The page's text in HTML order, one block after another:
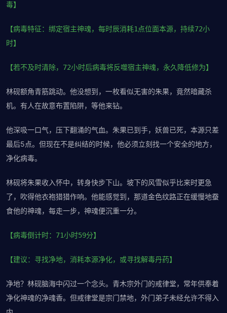
毒】
【病毒特征：绑定宿主神魂，每时辰消耗1点位面本源，持续72小
时】
【若不及时清除，72小时后病毒将反噬宿主神魂，永久降低修为】
林砚额角青筋跳动。他没想到，一枚看似无害的朱果，竟然暗藏杀
机。有人在故意布置陷阱，等他来钻。
他深吸一口气，压下翻涌的气血。朱果已到手，妖兽已死，本源只差
最后5点。但现在不是纠结的时候，他必须立刻找一个安全的地方，
净化病毒。
林砚将朱果收入怀中，转身快步下山。坡下的风雪似乎比来时更急
了，吹得他衣袍猎猎作响。他能感觉到，那道金色纹路正在缓慢地蚕
食他的神魂，每走一步，神魂便沉重一分。
【病毒倒计时：71小时59分】
【建议：寻找净地，消耗本源净化，或寻找解毒丹药】
净地？林砚脑海中闪过一个念头。青木宗外门的戒律堂，常年供奉着
净化神魂的净魂香。但戒律堂是宗门禁地，外门弟子未经允许不得入